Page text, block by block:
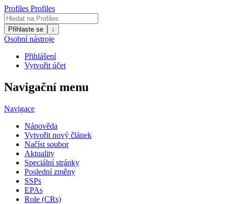
Profiles Profiles
Přihlaste se ↓
Osobní nástroje
Přihlášení
Vytvořit účet
Navigační menu
Navigace
Nápověda
Vytvořit nový článek
Načíst soubor
Aktuality
Speciální stránky
Poslední změny
SSPs
EPAs
Role (CRs)